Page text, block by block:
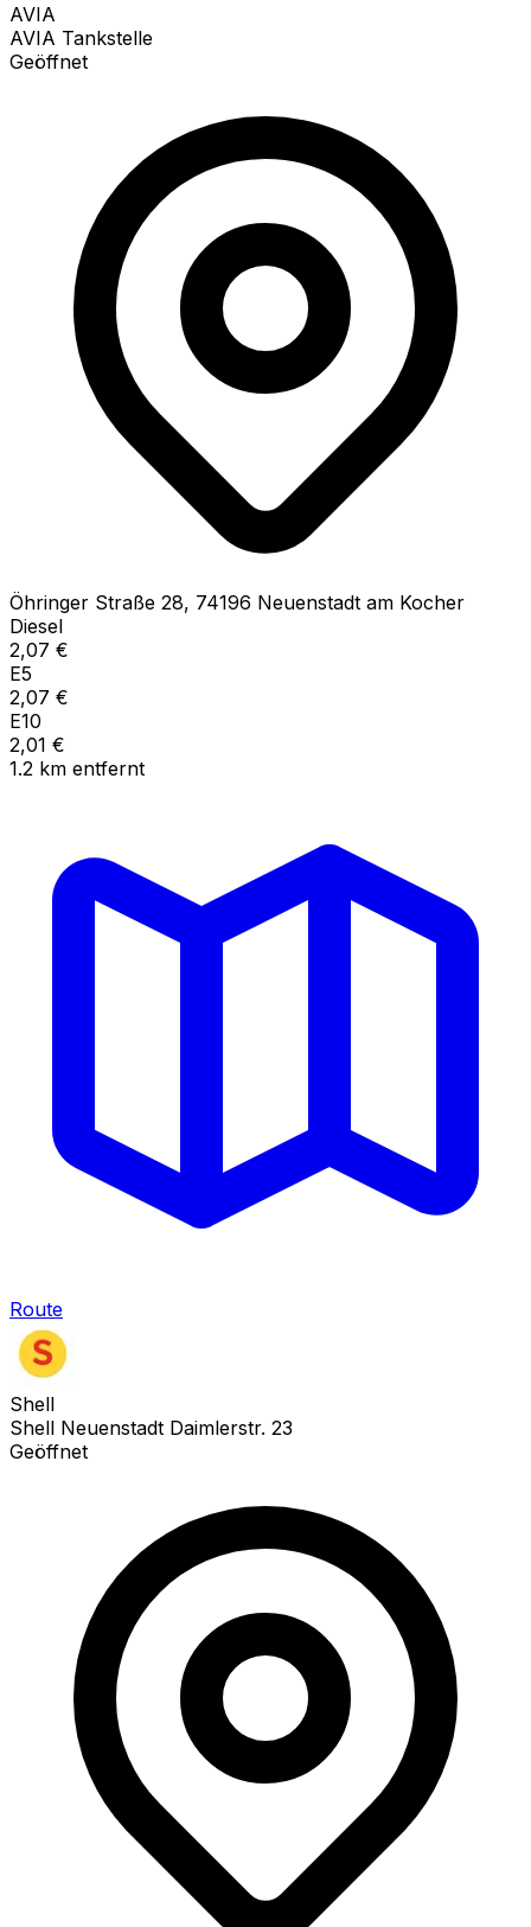
AVIA
AVIA Tankstelle
Geöffnet
Öhringer Straße 28, 74196 Neuenstadt am Kocher
Diesel
2,07 €
E5
2,07 €
E10
2,01 €
1.2 km entfernt
Route
Shell
Shell Neuenstadt Daimlerstr. 23
Geöffnet